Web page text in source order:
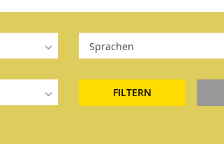
Sprachen
FILTERN